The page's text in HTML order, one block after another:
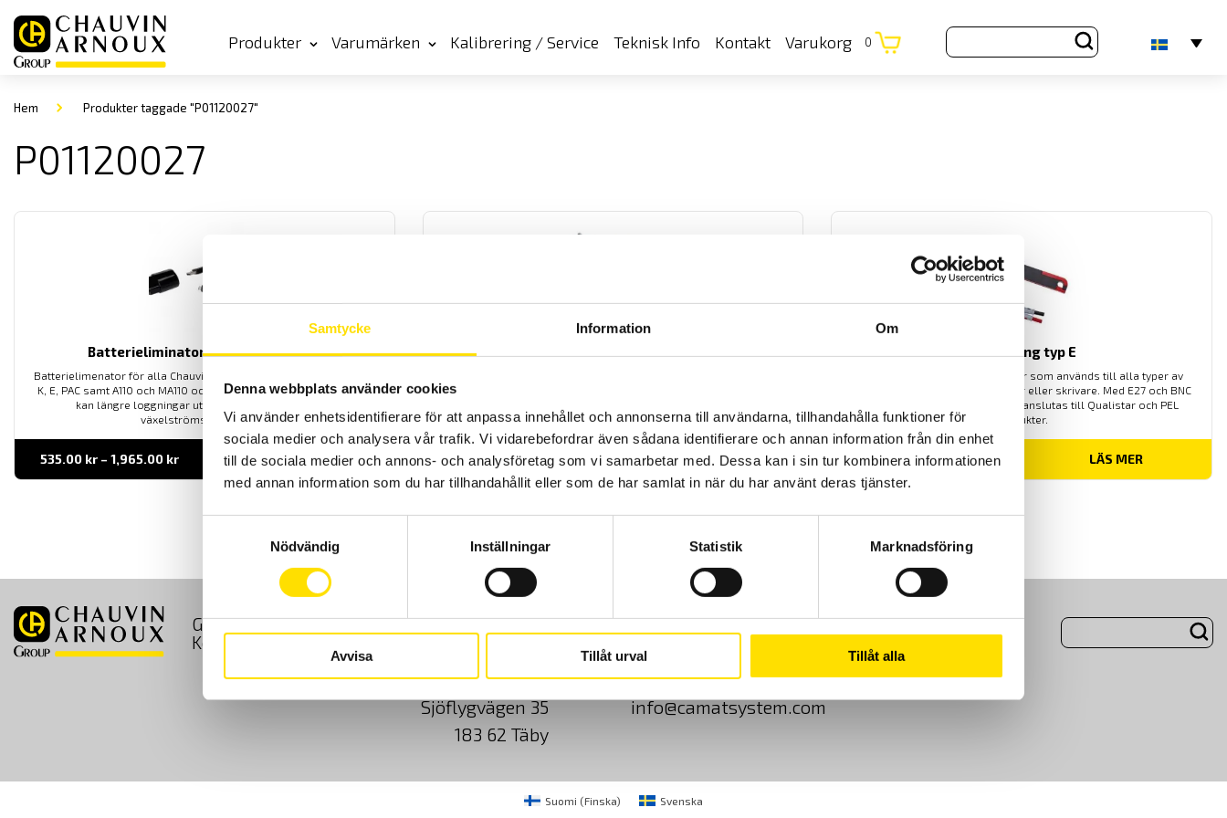
Samtycke Information Om
Denna webbplats använder cookies
Vi använder enhetsidentifierare för att anpassa innehållet och annonserna till användarna, tillhandahålla funktioner för
sociala medier och analysera vår trafik. Vi vidarebefordrar även sådana identifierare och annan information från din enhet
till de sociala medier och annons- och analysföretag som vi samarbetar med. Dessa kan i sin tur kombinera informationen
med annan information som du har tillhandahållit eller som de har samlat in när du har använt deras tjänster.
Nödvändig
Inställningar Statistik Marknadsföring
Avvisa Tillåt urval Tillåt alla
Produkter Varumärken Kalibrering / Service Teknisk Info Kontakt Varukorg 0
Hem Produkter taggade "P01120027"
P01120027
Batterieliminator för strömtänger
Batterielimenator för alla Chauvin-Arnoux likströmstänger för typ
K, E, PAC samt A110 och MA110 och MA200. Med dessa inkopplade
kan längre loggningar utföras med dessa lik- och
växelströmströmtänger.
535.00 kr – 1,965.00 krPrisintervall:
535.00 kr
till
LÄS MER
Strömtänger för oscilloskop AC/DC med BNC
och mätosäkerhet samt BNC kontakt för inkoppling till oscilloskop
4,970.00kr–6,900.00krPrisintervall:
4,970.00 kr
till
LÄS MER
Strömtång typ E
AC och DC mätande strömtänger som används till alla typer av
multimetrar, oscilloskop, loggrar eller skrivare. Med E27 och BNC
adapter P01102081 kan tången anslutas till Qualistar och PEL
produkter.
5,040.00kr–6,695.00kr LÄS MER
GDPR Köpvillkor Cookies Klagomål Kundundersökning
Om Oss
Kontakt
CA Mätsystem AB
Sjöflygvägen 35
183 62 Täby
08-50 52 68 00
info@camatsystem.com
Suomi (Finska) Svenska